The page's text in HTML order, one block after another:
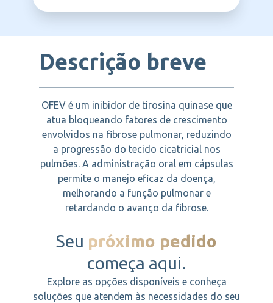
Descrição breve
OFEV é um inibidor de tirosina quinase que
atua bloqueando fatores de crescimento
envolvidos na fibrose pulmonar, reduzindo
a progressão do tecido cicatricial nos
pulmões. A administração oral em cápsulas
permite o manejo eficaz da doença,
melhorando a função pulmonar e
retardando o avanço da fibrose.
Seu próximo pedido
começa aqui.
Explore as opções disponíveis e conheça
soluções que atendem às necessidades do seu